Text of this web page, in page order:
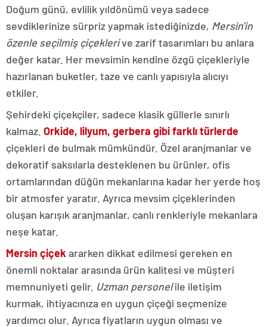
Doğum günü, evlilik yıldönümü veya sadece
sevdiklerinize sürpriz yapmak istediğinizde, Mersin'in
özenle seçilmiş çiçeklerive zarif tasarımları bu anlara
değer katar. Her mevsimin kendine özgü çiçekleriyle
hazırlanan buketler, taze ve canlı yapısıyla alıcıyı
etkiler.
Şehirdeki çiçekçiler, sadece klasik güllerle sınırlı
kalmaz. Orkide, lilyum, gerbera gibi farklı türlerde
çiçekleri de bulmak mümkündür. Özel aranjmanlar ve
dekoratif saksılarla desteklenen bu ürünler, ofis
ortamlarından düğün mekanlarına kadar her yerde hoş
bir atmosfer yaratır. Ayrıca mevsim çiçeklerinden
oluşan karışık aranjmanlar, canlı renkleriyle mekanlara
neşe katar.
Mersin çiçek ararken dikkat edilmesi gereken en
önemli noktalar arasında ürün kalitesi ve müşteri
memnuniyeti gelir. Uzman personelile iletişim
kurmak, ihtiyacınıza en uygun çiçeği seçmenize
yardımcı olur. Ayrıca fiyatların uygun olması ve